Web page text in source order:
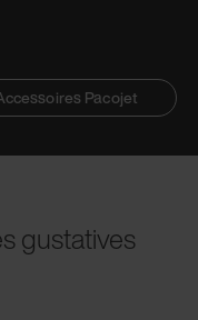
Pacojet
gustatives